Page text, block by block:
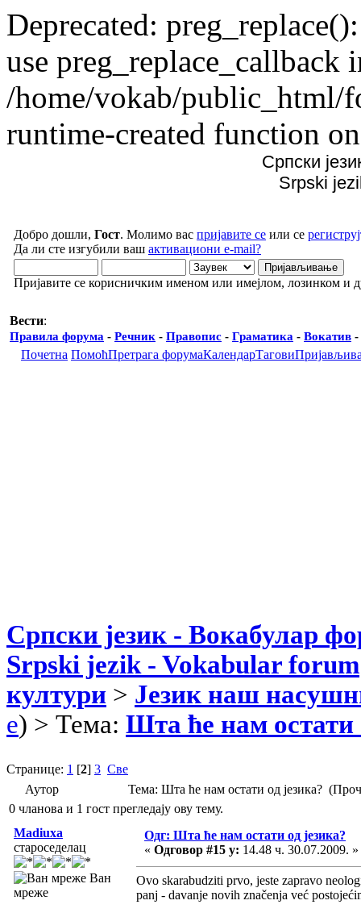
Deprecated:
use preg_replace_callback
/home/vokab/public_html/
runtime-created function
Српски
Srpski
Добро дошли, Гост. Молимо вас пријавите се или се
Да ли сте изгубили ваш активациони e-mail?
Пријавите се корисничким именом или имејлом, лозинком и
Вести:
Правила форума - Речник - Правопис - Граматика - Вокатив -
Почетна ПомоћПретрага форумаКалендарТагови
Српски језик - Вокабулар
Srpski jezik - Vokabular forum
култури > Језик наш
e) > Тема: Шта ће нам остати
Странице: 1 [2] 3 Све
Аутор
Тема: Шта ће нам остати од језика?
0 чланова и 1 гост прегледају ову тему.
Madiuxa
староседелац
Ван
мреже
Одг: Шта ће нам остати од језика?
« Одговор #15 у: 14.48 ч. 30.07.2009. »
Ovo skarabudziti prvo, jeste zapravo
panj - davanje novih značenja već